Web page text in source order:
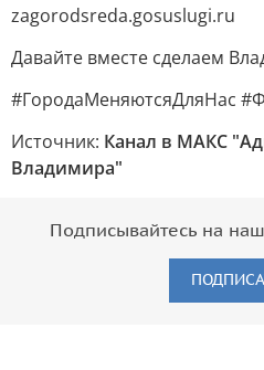
zagorodsreda.gosuslugi.ru
Давайте вместе сделаем
#ГородаМеняютсяДляНас
Источник: Канал в МАКС
Владимира"
Подписывайтесь на